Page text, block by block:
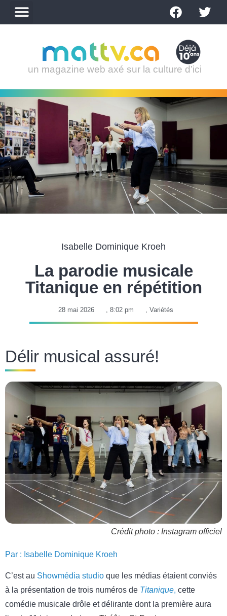
un magazine web axé sur la culture d’ici
Isabelle Dominique Kroeh
La parodie musicale
Titanique en répétition
28 mai 2026 , 8:02 pm , Variétés
Délir musical assuré!
Crédit photo : Instagram officiel
Par : Isabelle Dominique Kroeh
C’est au Showmédia studio que les médias étaient conviés
à la présentation de trois numéros de Titanique, cette
comédie musicale drôle et délirante dont la première aura